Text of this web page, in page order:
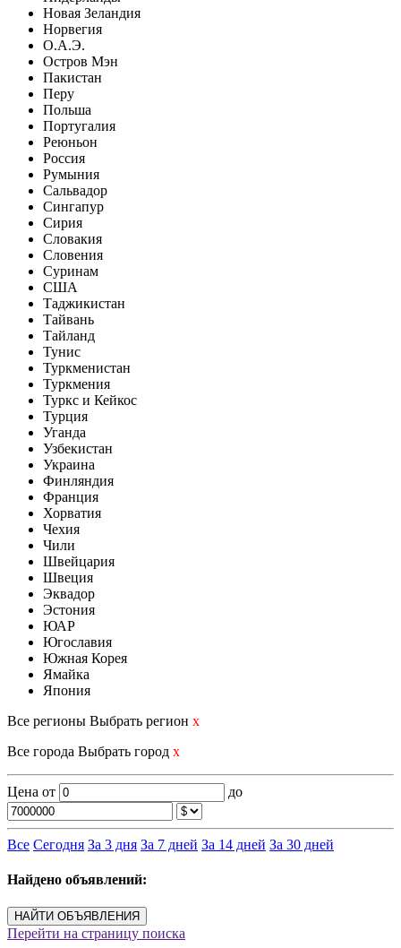
Новая Зеландия
Норвегия
О.А.Э.
Остров Мэн
Пакистан
Перу
Польша
Португалия
Реюньон
Россия
Румыния
Сальвадор
Сингапур
Сирия
Словакия
Словения
Суринам
США
Таджикистан
Тайвань
Тайланд
Тунис
Туркменистан
Туркмения
Туркс и Кейкос
Турция
Уганда
Узбекистан
Украина
Финляндия
Франция
Хорватия
Чехия
Чили
Швейцария
Швеция
Эквадор
Эстония
ЮАР
Югославия
Южная Корея
Ямайка
Япония
Все регионы Выбрать регион x
Все города Выбрать город x
Цена от до
Все Сегодня За 3 дня За 7 дней За 14 дней За 30 дней
Найдено объявлений:
НАЙТИ ОБЪЯВЛЕНИЯ
Перейти на страницу поиска